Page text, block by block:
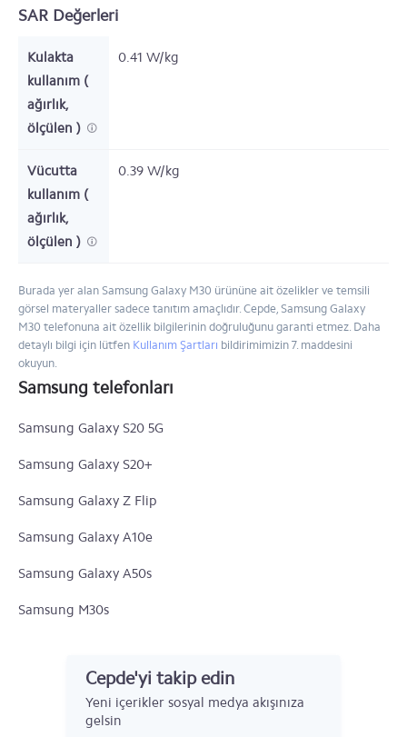
SAR Değerleri
Kulakta
kullanım (
ağırlık,
ölçülen )
0.41 W/kg
Vücutta
kullanım (
ağırlık,
ölçülen )
0.39 W/kg
Burada yer alan Samsung Galaxy M30 ürününe ait özelikler ve temsili
görsel materyaller sadece tanıtım amaçlıdır. Cepde, Samsung Galaxy
M30 telefonuna ait özellik bilgilerinin doğruluğunu garanti etmez. Daha
detaylı bilgi için lütfen Kullanım Şartları bildirimimizin 7. maddesini
okuyun.
Samsung telefonları
Samsung Galaxy S20 5G
Samsung Galaxy S20+
Samsung Galaxy Z Flip
Samsung Galaxy A10e
Samsung Galaxy A50s
Samsung M30s
Samsung Galaxy A30s
Samsung Galaxy A10s
Cepde'yi takip edin
Yeni içerikler sosyal medya akışınıza
gelsin